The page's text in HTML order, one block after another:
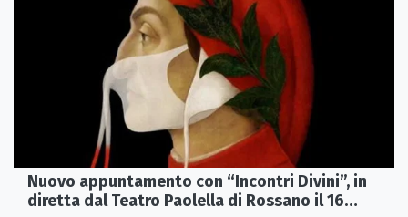
Nuovo appuntamento con “Incontri Divini”, in
diretta dal Teatro Paolella di Rossano il 16